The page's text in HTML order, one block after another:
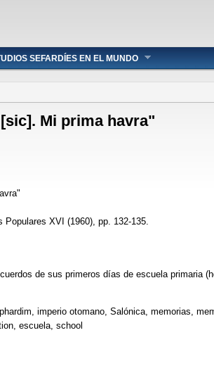
SEFARDÍES EN EL MUNDO
Mi prima havra"
XVI (1960), pp. 132-135.
de sus primeros días de escuela primaria
imperio otomano, Salónica, memorias,
escuela, school